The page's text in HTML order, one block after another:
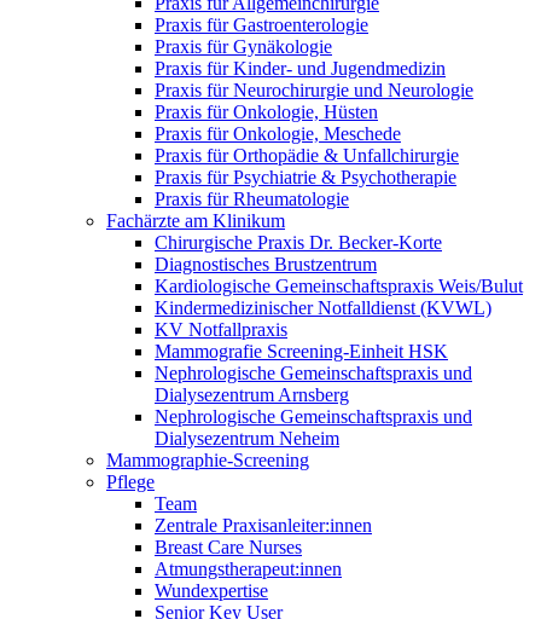
Praxis für Gastroenterologie
Praxis für Gynäkologie
Praxis für Kinder- und Jugendmedizin
Praxis für Neurochirurgie und Neurologie
Praxis für Onkologie, Hüsten
Praxis für Onkologie, Meschede
Praxis für Orthopädie & Unfallchirurgie
Praxis für Psychiatrie & Psychotherapie
Praxis für Rheumatologie
Fachärzte am Klinikum
Chirurgische Praxis Dr. Becker-Korte
Diagnostisches Brustzentrum
Kardiologische Gemeinschaftspraxis Weis/Bulut
Kindermedizinischer Notfalldienst (KVWL)
KV Notfallpraxis
Mammografie Screening-Einheit HSK
Nephrologische Gemeinschaftspraxis und
Dialysezentrum Arnsberg
Nephrologische Gemeinschaftspraxis und
Dialysezentrum Neheim
Mammographie-Screening
Pflege
Team
Zentrale Praxisanleiter:innen
Breast Care Nurses
Atmungstherapeut:innen
Wundexpertise
Senior Key User